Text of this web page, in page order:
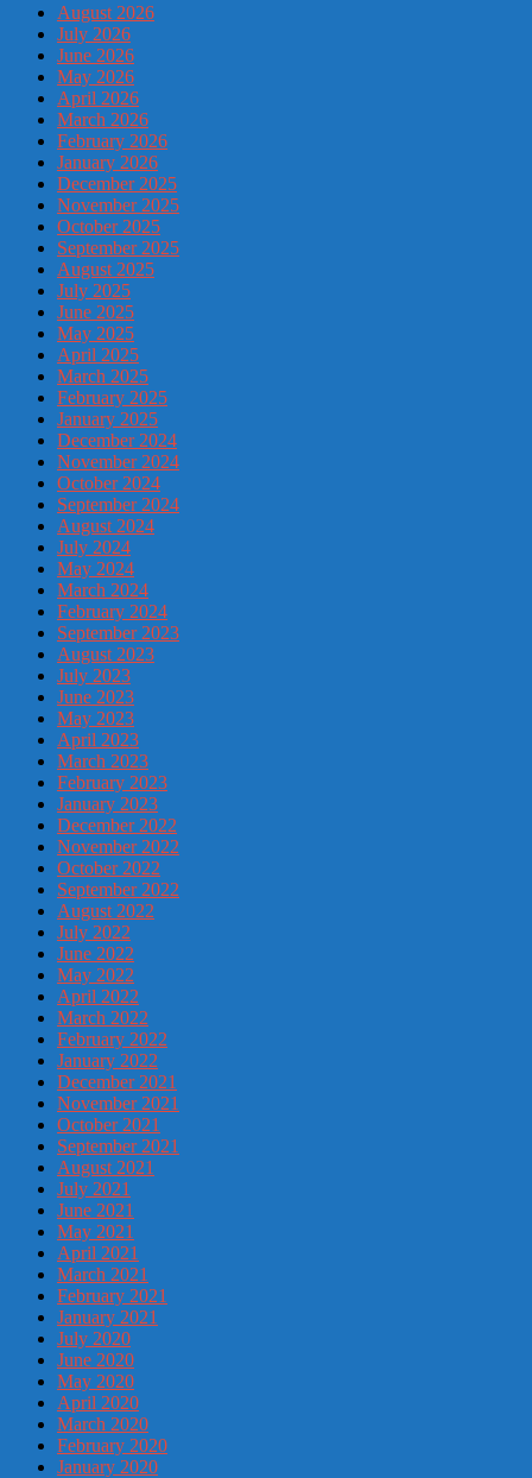
August 2026
July 2026
June 2026
May 2026
April 2026
March 2026
February 2026
January 2026
December 2025
November 2025
October 2025
September 2025
August 2025
July 2025
June 2025
May 2025
April 2025
March 2025
February 2025
January 2025
December 2024
November 2024
October 2024
September 2024
August 2024
July 2024
May 2024
March 2024
February 2024
September 2023
August 2023
July 2023
June 2023
May 2023
April 2023
March 2023
February 2023
January 2023
December 2022
November 2022
October 2022
September 2022
August 2022
July 2022
June 2022
May 2022
April 2022
March 2022
February 2022
January 2022
December 2021
November 2021
October 2021
September 2021
August 2021
July 2021
June 2021
May 2021
April 2021
March 2021
February 2021
January 2021
July 2020
June 2020
May 2020
April 2020
March 2020
February 2020
January 2020